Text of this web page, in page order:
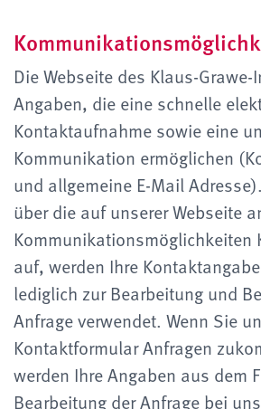
Die Webseite des Klaus-
Angaben, die eine schnelle
Kontaktaufnahme sowie eine
Kommunikation ermöglichen
und allgemeine E-Mail
über die auf unserer Webseite
Kommunikationsmöglichkeiten
auf, werden Ihre
lediglich zur Bearbeitung und
Anfrage verwendet. Wenn Sie
Kontaktformular Anfragen
werden Ihre Angaben aus dem
Bearbeitung der Anfrage bei